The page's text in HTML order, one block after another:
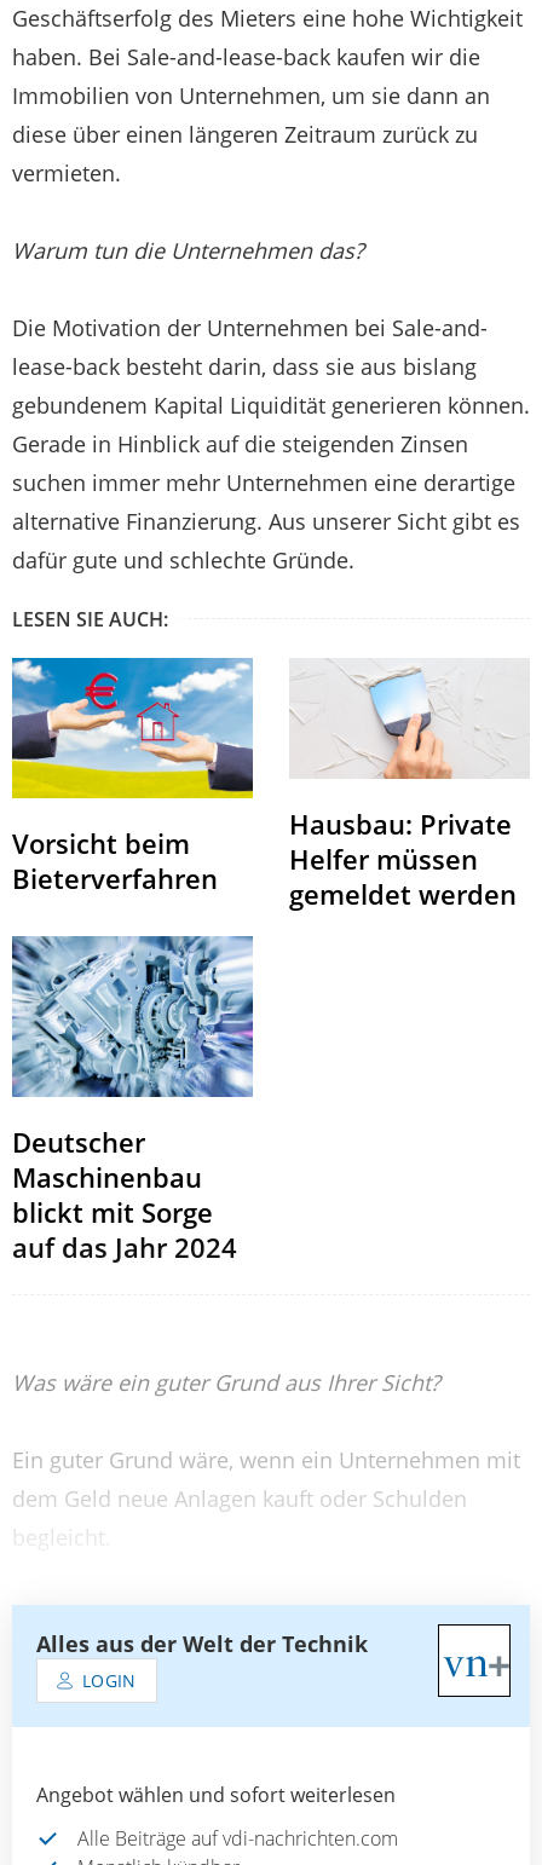
Geschäftserfolg des Mieters eine hohe Wichtigkeit
haben. Bei Sale-and-lease-back kaufen wir die
Immobilien von Unternehmen, um sie dann an
diese über einen längeren Zeitraum zurück zu
vermieten.
Warum tun die Unternehmen das?
Die Motivation der Unternehmen bei Sale-and-
lease-back besteht darin, dass sie aus bislang
gebundenem Kapital Liquidität generieren können.
Gerade in Hinblick auf die steigenden Zinsen
suchen immer mehr Unternehmen eine derartige
alternative Finanzierung. Aus unserer Sicht gibt es
dafür gute und schlechte Gründe.
LESEN SIE AUCH:
Vorsicht beim
Bieterverfahren
Hausbau: Private
Helfer müssen
gemeldet werden
Deutscher
Maschinenbau
blickt mit Sorge
auf das Jahr 2024
Was wäre ein guter Grund aus Ihrer Sicht?
Ein guter Grund wäre, wenn ein Unternehmen mit
dem Geld neue Anlagen kauft oder Schulden
begleicht.
Alles aus der Welt der Technik
LOGIN
Angebot wählen und sofort weiterlesen
Alle Beiträge auf vdi-nachrichten.com